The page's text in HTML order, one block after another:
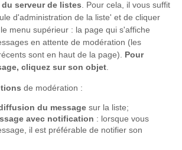
serveur de listes. Pour cela, il vous suffit
d'administration de la liste' et de cliquer
menu supérieur : la page qui s'affiche
en attente de modération (les
sont en haut de la page). Pour
cliquez sur son objet.
de modération :
du message sur la liste;
avec notification : lorsque vous
il est préférable de notifier son